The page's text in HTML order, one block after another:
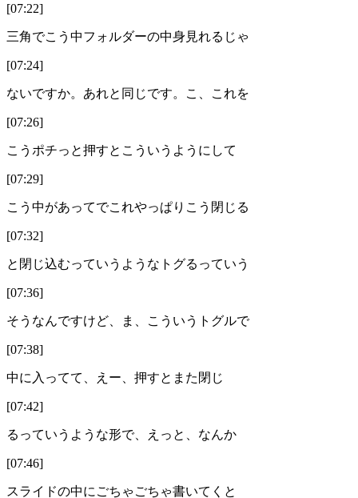
[07:22]
三角でこう中フォルダーの中身見れるじゃ
[07:24]
ないですか。あれと同じです。こ、これを
[07:26]
こうポチっと押すとこういうようにして
[07:29]
こう中があってでこれやっぱりこう閉じる
[07:32]
と閉じ込むっていうようなトグるっていう
[07:36]
そうなんですけど、ま、こういうトグルで
[07:38]
中に入ってて、えー、押すとまた閉じ
[07:42]
るっていうような形で、えっと、なんか
[07:46]
スライドの中にごちゃごちゃ書いてくと